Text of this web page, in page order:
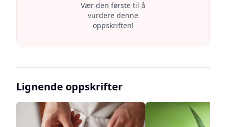
Vær den første til å
vurdere denne
oppskriften!
Lignende oppskrifter